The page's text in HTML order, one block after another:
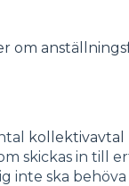
om
kollektivavtal
skickas in till
inte ska